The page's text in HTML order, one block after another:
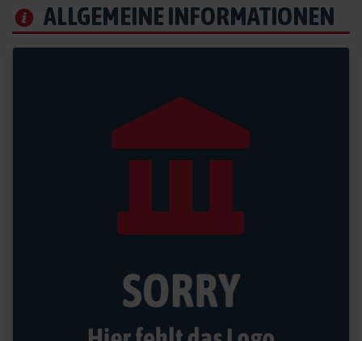
ALLGEMEINE INFORMATIONEN